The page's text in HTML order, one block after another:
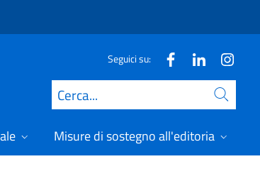
Seguici su:
Cerca
Misure di sostegno all'editoria